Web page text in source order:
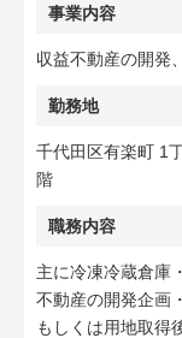
事業内容
収益不動産の開発
勤務地
千代田区有楽町 1
階
職務内容
主に冷凍冷蔵倉庫
不動産の開発企画
もしくは用地取得